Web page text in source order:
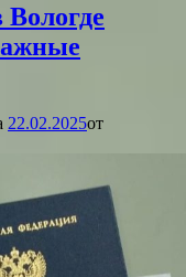
22.02.2025от